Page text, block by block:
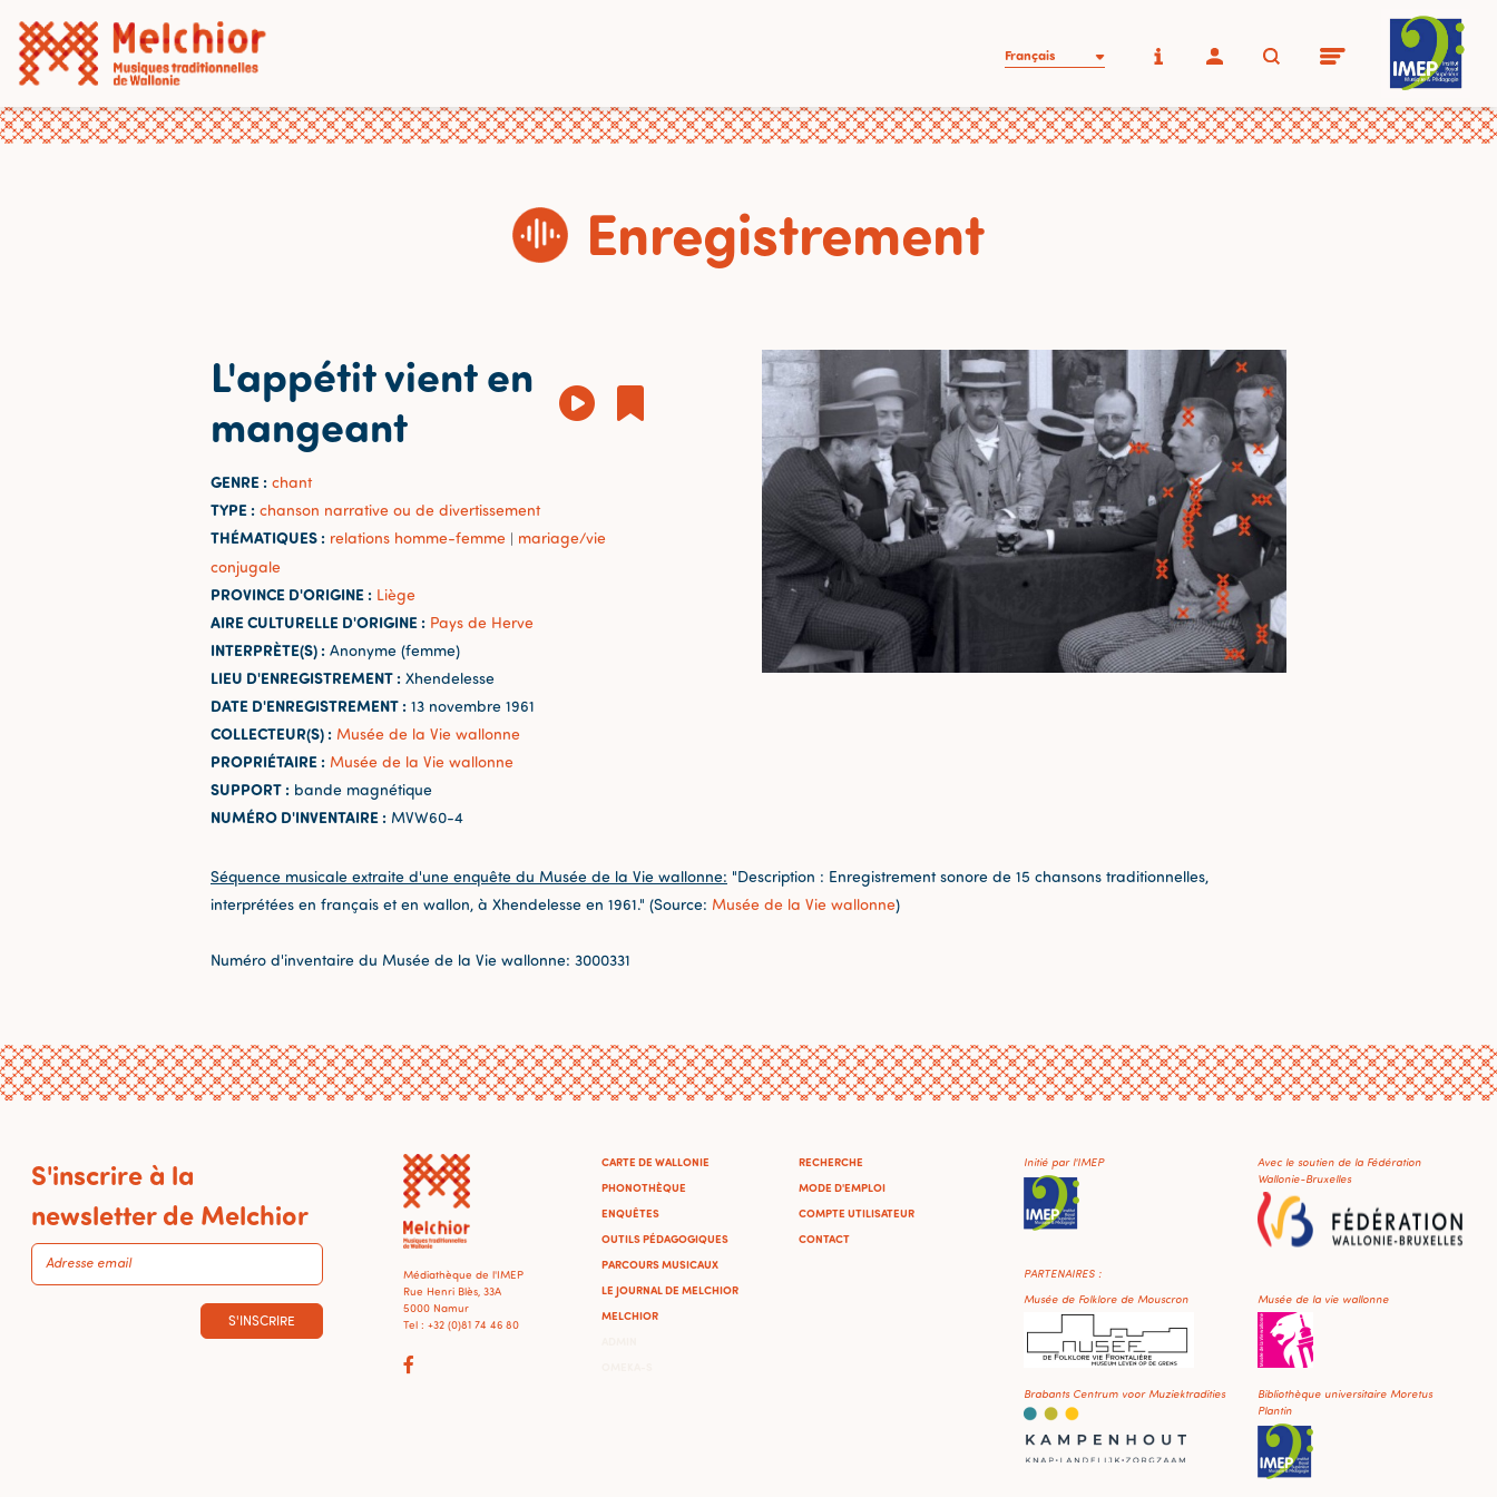
Français
Enregistrement
L'appétit vient en
mangeant
GENRE : chant
TYPE : chanson narrative ou de divertissement
THÉMATIQUES : relations homme-femme | mariage/vie
conjugale
PROVINCE D'ORIGINE : Liège
AIRE CULTURELLE D'ORIGINE : Pays de Herve
INTERPRÈTE(S) : Anonyme (femme)
LIEU D'ENREGISTREMENT : Xhendelesse
DATE D'ENREGISTREMENT : 13 novembre 1961
COLLECTEUR(S) : Musée de la Vie wallonne
PROPRIÉTAIRE : Musée de la Vie wallonne
SUPPORT : bande magnétique
NUMÉRO D'INVENTAIRE : MVW60-4
Séquence musicale extraite d'une enquête du Musée de la Vie wallonne: "Description : Enregistrement sonore de 15 chansons traditionnelles,
interprétées en français et en wallon, à Xhendelesse en 1961." (Source: Musée de la Vie wallonne)
Numéro d'inventaire du Musée de la Vie wallonne: 3000331
S'inscrire à la
newsletter de Melchior
S'INSCRIRE
Médiathèque de l'IMEP
Rue Henri Blès, 33A
5000 Namur
Tel : +32 (0)81 74 46 80
CARTE DE WALLONIE
PHONOTHÈQUE
ENQUÊTES
OUTILS PÉDAGOGIQUES
PARCOURS MUSICAUX
LE JOURNAL DE MELCHIOR
MELCHIOR
RECHERCHE
MODE D'EMPLOI
COMPTE UTILISATEUR
CONTACT
Initié par l'IMEP
Avec le soutien de la Fédération
Wallonie-Bruxelles
PARTENAIRES :
Musée de Folklore de Mouscron
Musée de la vie wallonne
Brabants Centrum voor Muziektradities
Bibliothèque universitaire Moretus
Plantin